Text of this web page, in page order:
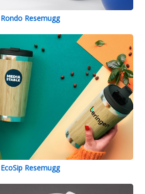
Rondo Resemugg
EcoSip Resemugg